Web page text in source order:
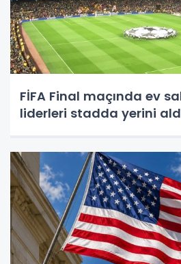
FİFA Final maçında ev
liderleri stadda yerini